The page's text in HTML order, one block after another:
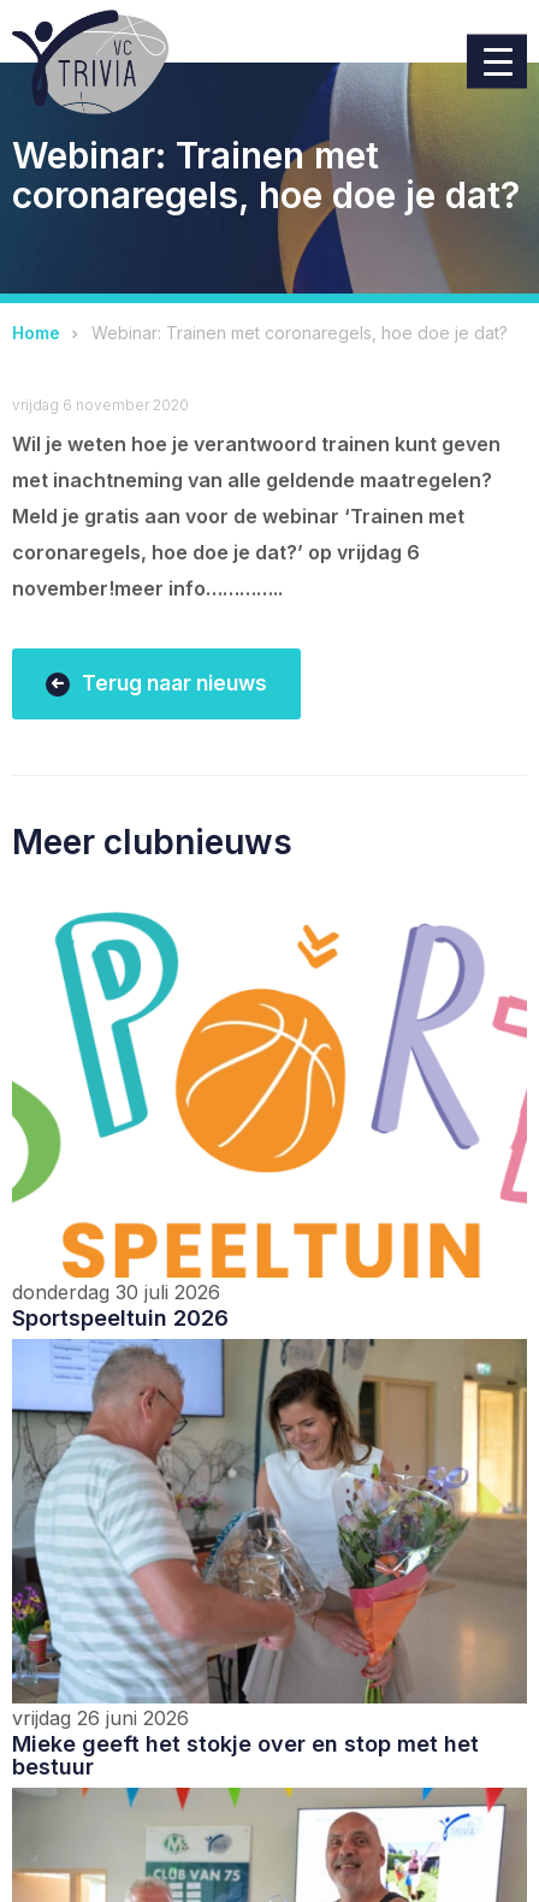
Webinar: Trainen met
coronaregels, hoe doe je dat?
Home Webinar: Trainen met coronaregels, hoe doe je dat?
vrijdag 6 november 2020
Wil je weten hoe je verantwoord trainen kunt geven
met inachtneming van alle geldende maatregelen?
Meld je gratis aan voor de webinar ‘Trainen met
coronaregels, hoe doe je dat?’ op vrijdag 6
november!meer info…………..
Terug naar nieuws
Meer clubnieuws
donderdag 30 juli 2026
Sportspeeltuin 2026
vrijdag 26 juni 2026
Mieke geeft het stokje over en stop met het
bestuur